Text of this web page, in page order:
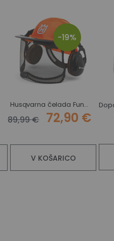
-19%
Husqvarna čelada Functional
89,99 € 72,90 €
V KOŠARICO